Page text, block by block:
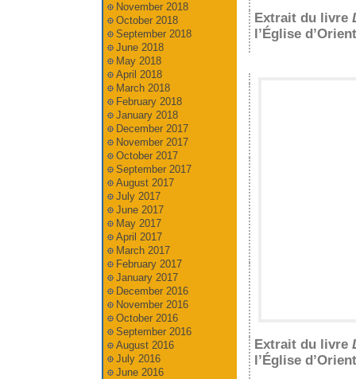
Extrait du livre
l’Église
Extrait du livre
l’Église
November 2018
October 2018
September 2018
June 2018
May 2018
April 2018
March 2018
February 2018
January 2018
December 2017
November 2017
October 2017
September 2017
August 2017
July 2017
June 2017
May 2017
April 2017
March 2017
February 2017
January 2017
December 2016
November 2016
October 2016
September 2016
August 2016
July 2016
June 2016